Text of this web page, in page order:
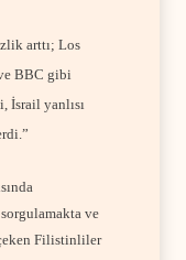
arttı; Los
BBC gibi
İsrail yanlısı
ve
Filistinliler